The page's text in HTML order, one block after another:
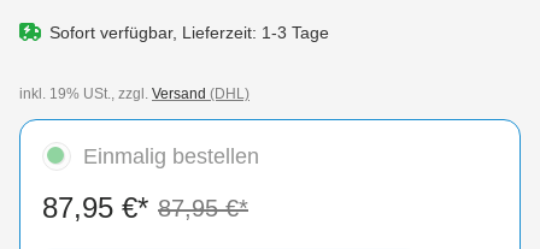
Sofort verfügbar, Lieferzeit: 1-3 Tage
inkl. 19% USt., zzgl. Versand (DHL)
Einmalig bestellen
87,95 €* 87,95 €*